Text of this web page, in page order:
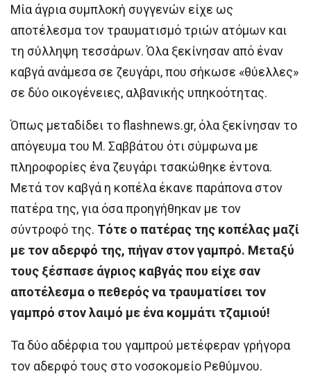
Μία άγρια συμπλοκή συγγενών είχε ως
αποτέλεσμα τον τραυματισμό τριών ατόμων και
τη σύλληψη τεσσάρων. Όλα ξεκίνησαν από έναν
καβγά ανάμεσα σε ζευγάρι, που σήκωσε «θύελλες»
σε δύο οικογένειες, αλβανικής υπηκοότητας.
Όπως μεταδίδει το flashnews.gr, όλα ξεκίνησαν το
απόγευμα του Μ. Σαββάτου ότι σύμφωνα με
πληροφορίες ένα ζευγάρι τσακώθηκε έντονα.
Μετά τον καβγά η κοπέλα έκανε παράπονα στον
πατέρα της, για όσα προηγήθηκαν με τον
σύντροφό της. Τότε ο πατέρας της κοπέλας μαζί
με τον αδερφό της, πήγαν στον γαμπρό. Μεταξύ
τους ξέσπασε άγριος καβγάς που είχε σαν
αποτέλεσμα ο πεθερός να τραυματίσει τον
γαμπρό στον λαιμό με ένα κομμάτι τζαμιού!
Τα δύο αδέρφια του γαμπρού μετέφεραν γρήγορα
τον αδερφό τους στο νοσοκομείο Ρεθύμνου.